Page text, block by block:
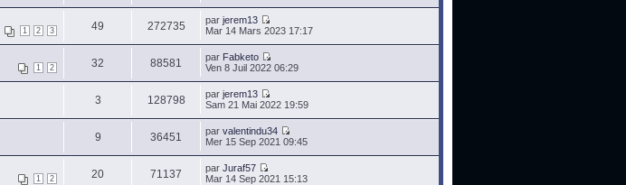
1 2 3 49 272735 par jerem13
Mar 14 Mars 2023 17:17
1 2 32 88581 par Fabketo
Ven 8 Juil 2022 06:29
3 128798 par jerem13
Sam 21 Mai 2022 19:59
9 36451 par valentindu34
Mer 15 Sep 2021 09:45
1 2 20 71137 par Juraf57
Mar 14 Sep 2021 15:13